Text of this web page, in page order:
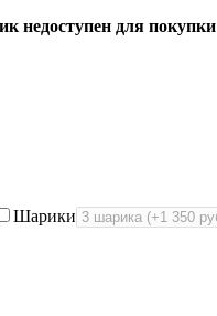
недоступен для покупки
Шарики